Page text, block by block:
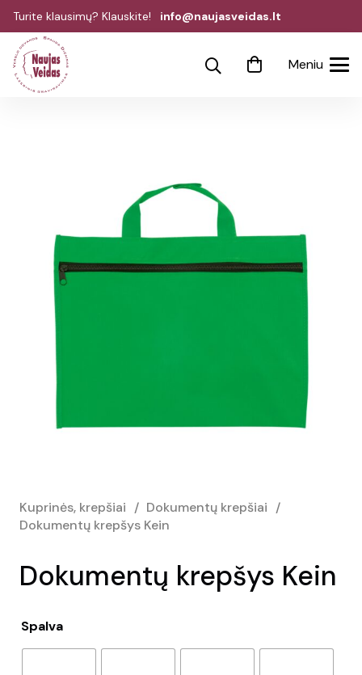
Turite klausimų? Klauskite! info@naujasveidas.lt
Meniu
Kuprinės, krepšiai / Dokumentų krepšiai /
Dokumentų krepšys Kein
Dokumentų krepšys Kein
Spalva